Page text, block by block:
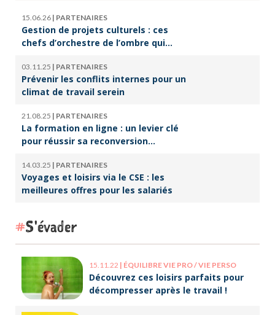
15.06.26 | PARTENAIRES
Gestion de projets culturels : ces
chefs d’orchestre de l’ombre qui
03.11.25 | PARTENAIRES
Prévenir les conflits internes pour un
climat de travail serein
21.08.25 | PARTENAIRES
La formation en ligne : un levier clé
pour réussir sa reconversion
14.03.25 | PARTENAIRES
Voyages et loisirs via le CSE : les
meilleures offres pour les salariés
S'évader
15.11.22 | ÉQUILIBRE VIE PRO / VIE PERSO
Découvrez ces loisirs parfaits pour
décompresser après le travail !